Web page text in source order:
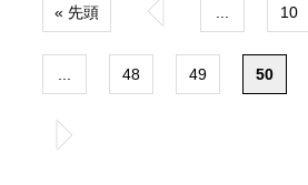
« 先頭 « 10
48 49 50
»